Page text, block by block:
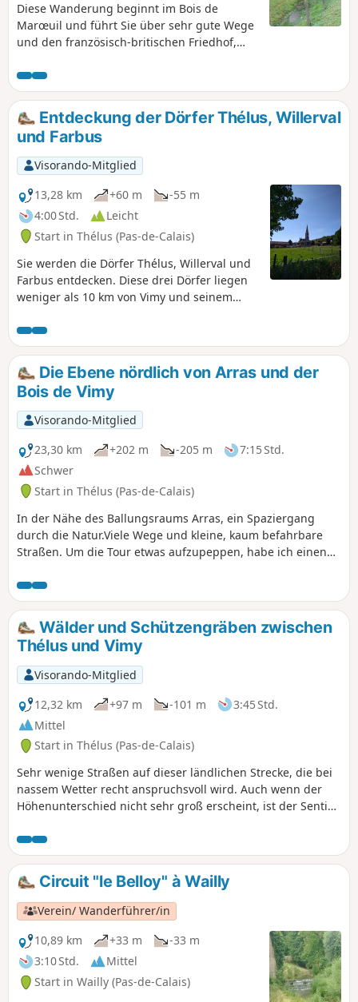
Diese Wanderung beginnt im Bois de
Marœuil und führt Sie über sehr gute Wege
und den französisch-britischen Friedhof,
Écoivres. Der Rückweg führt durch den Bois
de Marœuil.
Entdeckung der Dörfer Thélus, Willerval
und Farbus
Visorando-Mitglied
13,28 km
+60 m
-55 m
4:00 Std.
Leicht
Start in Thélus (Pas-de-Calais)
Sie werden die Dörfer Thélus, Willerval und
Farbus entdecken. Diese drei Dörfer liegen
weniger als 10 km von Vimy und seinem
Weltkrieg entfernt, dessen Besuch eine gute
Ergänzung zu dieser Wanderung darstellt.
Die Ebene nördlich von Arras und der
Bois de Vimy
Visorando-Mitglied
23,30 km
+202 m -205 m
7:15 Std.
Schwer
Start in Thélus (Pas-de-Calais)
In der Nähe des Ballungsraums Arras, ein Spaziergang
durch die Natur.Viele Wege und kleine, kaum befahrbare
Straßen. Um die Tour etwas aufzupeppen, habe ich einen
umgekehrter Richtung, daher keine Markierung), der es
ermöglicht, den Bois de Vimy zu umrunden. Diese Strecke
ist recht anspruchsvoll, aber sehr reizvoll und mittlerweile
gut gepflegt.
Wälder und Schützengräben zwischen
Thélus und Vimy
Visorando-Mitglied
12,32 km
+97 m -101 m
3:45 Std.
Mittel
Start in Thélus (Pas-de-Calais)
Sehr wenige Straßen auf dieser ländlichen Strecke, die bei
nassem Wetter recht anspruchsvoll wird. Auch wenn der
Höhenunterschied nicht sehr groß erscheint, ist der Sentier
hügelig, mit steilen Anstiegen, die die Waden auf die Probe
stellen. Es ist natürlich möglich, in die Schützengräben
hinabzusteigen und ein wenig durch dieses Labyrinth zu
schlendern.
Circuit "le Belloy" à Wailly
Verein/ Wanderführer/in
10,89 km
+33 m
-33 m
3:10 Std.
Mittel
Start in Wailly (Pas-de-Calais)